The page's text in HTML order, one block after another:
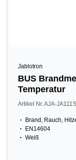
Jablotron
BUS
Temperatur
Artikel Nr. AJA-
Brand, Rauch,
EN14604
Weiß